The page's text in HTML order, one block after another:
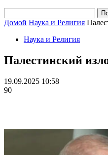
Домой Наука и Религия
Наука и Религия
Палестинский
19.09.2025 10:58
90